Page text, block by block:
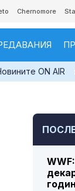
Chernomore
ON AIR